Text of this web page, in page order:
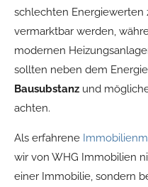
schlechten
vermarktbar werden,
modernen
sollten neben dem
Bausubstanz und
achten.
Als erfahrene
wir von WHG Immobilien
einer Immobilie, sondern